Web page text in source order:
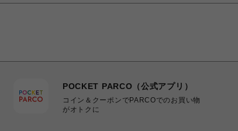
POCKET PARCO（公式アプリ）
コイン＆クーポンでPARCOでのお買い物
がオトクに